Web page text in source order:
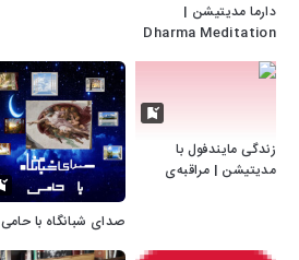
دارما مدیتیشن |
Dharma Meditation
زندگی مایندفول با
مدیتیشن | مراقبه‌ی
صدای شبانگاه با حامی